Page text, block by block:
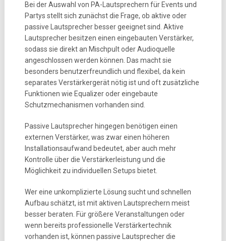
Bei der Auswahl von PA-Lautsprechern für Events und
Partys stellt sich zunächst die Frage, ob aktive oder
passive Lautsprecher besser geeignet sind. Aktive
Lautsprecher besitzen einen eingebauten Verstärker,
sodass sie direkt an Mischpult oder Audioquelle
angeschlossen werden können. Das macht sie
besonders benutzerfreundlich und flexibel, da kein
separates Verstärkergerät nötig ist und oft zusätzliche
Funktionen wie Equalizer oder eingebaute
Schutzmechanismen vorhanden sind.
Passive Lautsprecher hingegen benötigen einen
externen Verstärker, was zwar einen höheren
Installationsaufwand bedeutet, aber auch mehr
Kontrolle über die Verstärkerleistung und die
Möglichkeit zu individuellen Setups bietet.
Wer eine unkomplizierte Lösung sucht und schnellen
Aufbau schätzt, ist mit aktiven Lautsprechern meist
besser beraten. Für größere Veranstaltungen oder
wenn bereits professionelle Verstärkertechnik
vorhanden ist, können passive Lautsprecher die